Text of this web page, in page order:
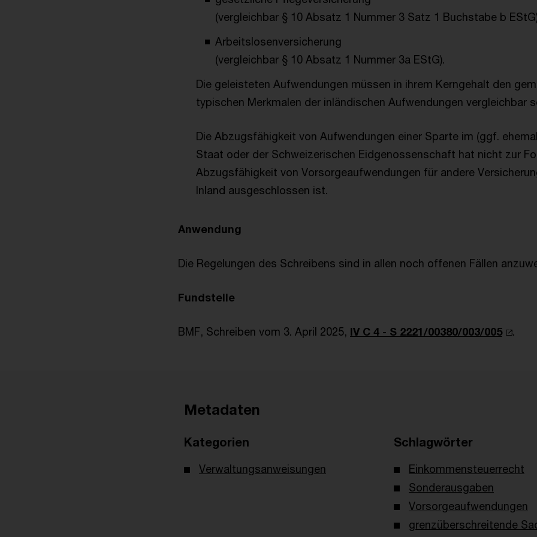
(vergleichbar § 10 Absatz 1 Nummer 3 Satz 1 Buchstabe b EStG
Arbeitslosenversicherung
(vergleichbar § 10 Absatz 1 Nummer 3a EStG).
Die geleisteten Aufwendungen müssen in ihrem Kerngehalt den
typischen Merkmalen der inländischen Aufwendungen vergleichbar
Die Abzugsfähigkeit von Aufwendungen einer Sparte im (ggf.
Staat oder der Schweizerischen Eidgenossenschaft hat nicht zur
Abzugsfähigkeit von Vorsorgeaufwendungen für andere
Inland ausgeschlossen ist.
Anwendung
Die Regelungen des Schreibens sind in allen noch offenen Fällen
Fundstelle
BMF, Schreiben vom 3. April 2025, IV C 4 - S 2221/00380/003/005 .
Metadaten
Kategorien
Verwaltungsanweisungen
Schlagwörter
Einkommensteuerrecht
Sonderausgaben
Vorsorgeaufwendungen
grenzüberschreitende